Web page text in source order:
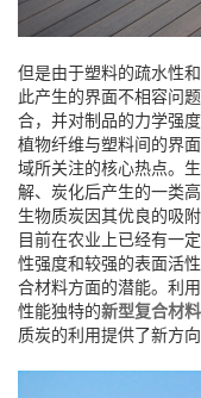
但是由于塑料的疏水性
此产生的界面不相容问
合，并对制品的力学强
植物纤维与塑料间的界
域所关注的核心热点。
解、炭化后产生的一类
生物质炭因其优良的吸
目前在农业上已经有一
性强度和较强的表面活
合材料方面的潜能。利
性能独特的新型复合材料
质炭的利用提供了新方向